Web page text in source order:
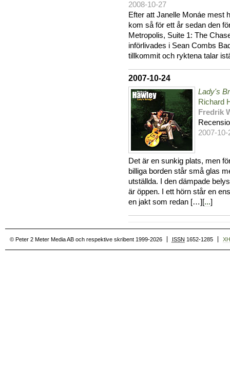
2008-10-27
Efter att Janelle Monáe mest
kom så för ett år sedan den
Metropolis, Suite 1: The
införlivades i Sean Combs
tillkommit och ryktena talar
2007-10-24
Lady's
Richard
Fredrik
2007-10-
Det är en sunkig plats, men
billiga borden står små glas
utställda. I den dämpade
är öppen. I ett hörn står en
en jakt som redan […][...]
© Peter 2 Meter Media AB och respektive skribent 1999-2026 ISSN 1652-1285